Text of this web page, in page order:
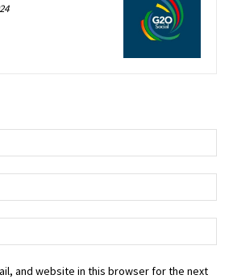
and website in this browser for the next